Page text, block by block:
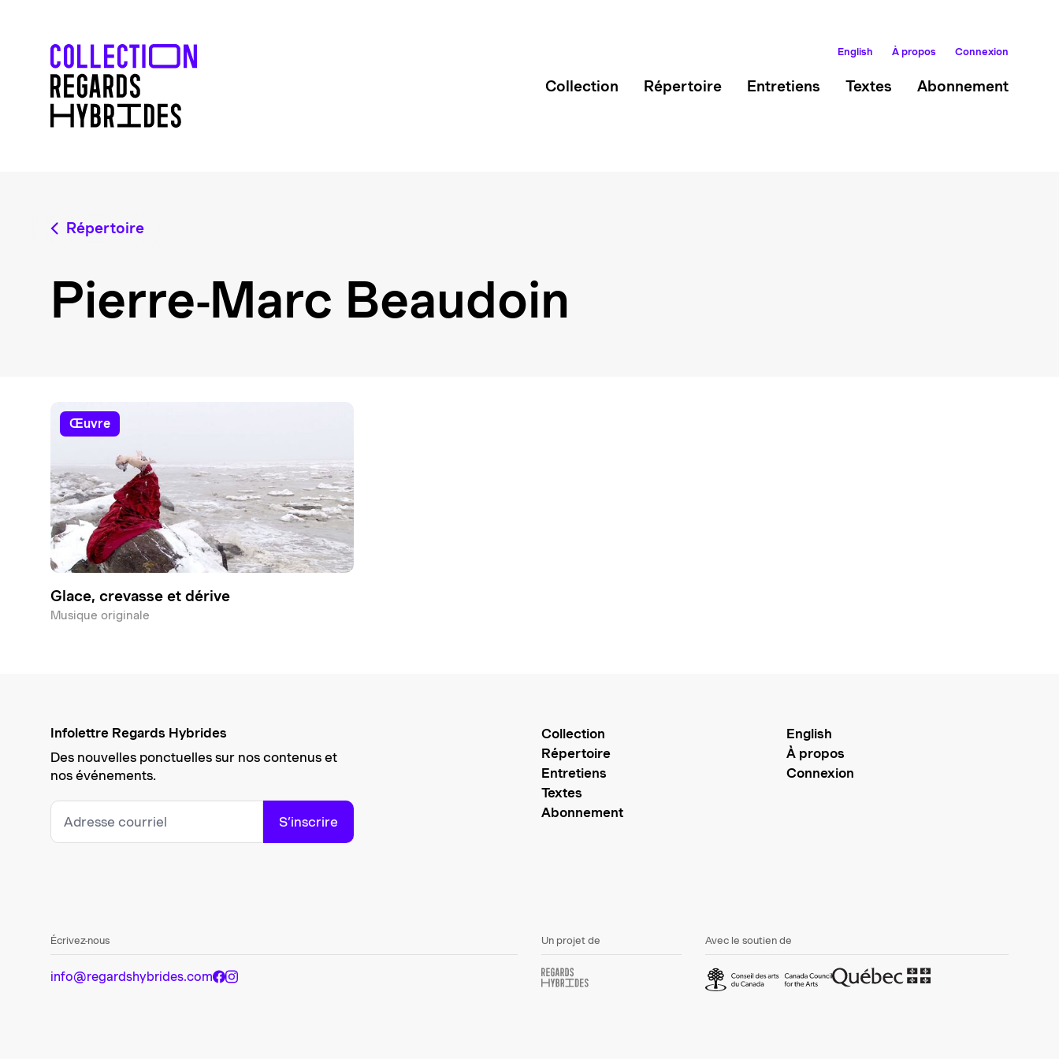
English À propos Connexion
Collection Répertoire Entretiens Textes Abonnement
Répertoire
Pierre-Marc Beaudoin
œuvre
Glace, crevasse et dérive
Musique originale
Infolettre Regards Hybrides
Des nouvelles ponctuelles sur nos contenus et
nos événements.
S’inscrire
Collection
Répertoire
Entretiens
Textes
Abonnement
English
À propos
Connexion
Écrivez-nous
info@regardshybrides.com
Un projet de Avec le soutien de